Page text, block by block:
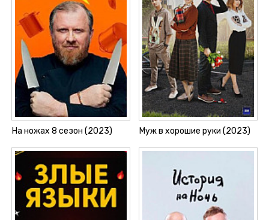
На ножах 8 сезон (2023) Муж в хорошие руки (2023)